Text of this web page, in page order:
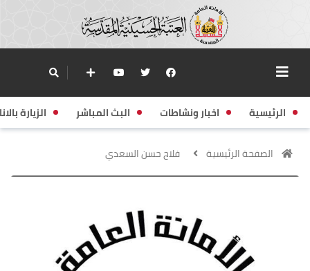
الرئيسية اخبار ونشاطات البث المباشر الزيارة
الصفحة الرئيسية فلاح حسن السعدي